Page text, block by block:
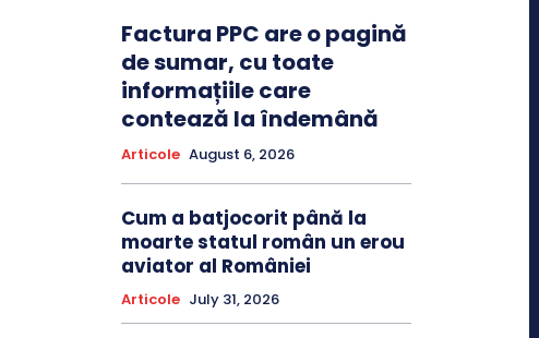
Factura PPC are o pagină
de sumar, cu toate
informațiile care
contează la îndemână
Articole August 6, 2026
Cum a batjocorit până la
moarte statul român un erou
aviator al României
Articole July 31, 2026